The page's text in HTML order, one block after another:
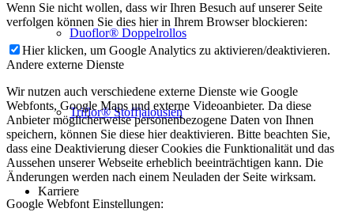
Duoflor® Doppelrollos
Triflor® Stoffjalousien
Karriere
Wenn Sie nicht wollen, dass wir Ihren Besuch auf unserer Seite
verfolgen können Sie dies hier in Ihrem Browser blockieren:
Hier klicken, um Google Analytics zu aktivieren/deaktivieren.
Andere externe Dienste
Wir nutzen auch verschiedene externe Dienste wie Google
Webfonts, Google Maps und externe Videoanbieter. Da diese
Anbieter möglicherweise personenbezogene Daten von Ihnen
speichern, können Sie diese hier deaktivieren. Bitte beachten Sie,
dass eine Deaktivierung dieser Cookies die Funktionalität und das
Aussehen unserer Webseite erheblich beeinträchtigen kann. Die
Änderungen werden nach einem Neuladen der Seite wirksam.
Google Webfont Einstellungen: